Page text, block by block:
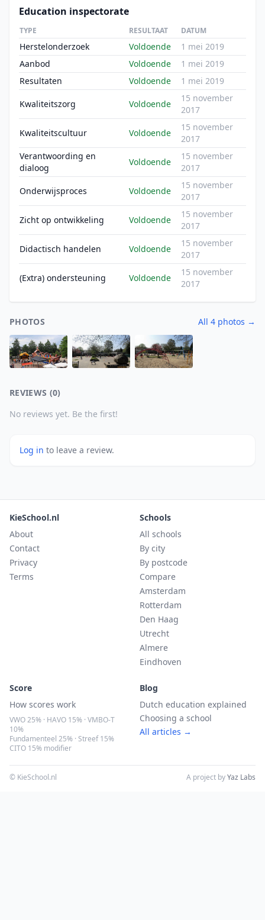
Education inspectorate
TYPE RESULTAAT DATUM
Herstelonderzoek Voldoende
1 mei 2019
Aanbod
Voldoende
1 mei 2019
Resultaten
Voldoende 1 mei 2019
Kwaliteitszorg Voldoende
15 november
2017
Kwaliteitscultuur Voldoende
15 november
2017
Verantwoording en
dialoog
Voldoende
15 november
2017
Onderwijsproces Voldoende
15 november
2017
Zicht op ontwikkeling Voldoende
15 november
2017
Didactisch handelen Voldoende
15 november
2017
(Extra) ondersteuning Voldoende
15 november
2017
PHOTOS All 4 photos →
REVIEWS (0)
No reviews yet. Be the first!
Log in to leave a review.
KieSchool.nl
About
Contact
Privacy
Terms
Schools
All schools
By city
By postcode
Compare
Amsterdam
Rotterdam
Den Haag
Utrecht
Almere
Eindhoven
Score
How scores work
VWO 25% · HAVO 15% · VMBO-T
10%
Fundamenteel 25% · Streef 15%
CITO 15% modifier
Blog
Dutch education explained
Choosing a school
All articles →
© KieSchool.nl A project byYaz Labs